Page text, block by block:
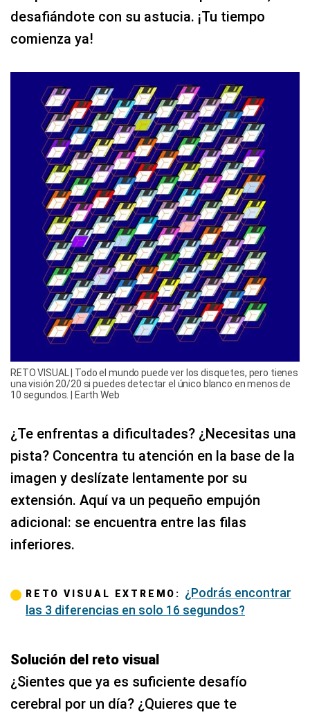
desafiándote con su astucia. ¡Tu tiempo
comienza ya!
RETO VISUAL | Todo el mundo puede ver los disquetes, pero tienes
una visión 20/20 si puedes detectar el único blanco en menos de
10 segundos. | Earth Web
¿Te enfrentas a dificultades? ¿Necesitas una
pista? Concentra tu atención en la base de la
imagen y deslízate lentamente por su
extensión. Aquí va un pequeño empujón
adicional: se encuentra entre las filas
inferiores.
RETO VISUAL EXTREMO: ¿Podrás encontrar
las 3 diferencias en solo 16 segundos?
Solución del reto visual
¿Sientes que ya es suficiente desafío
cerebral por un día? ¿Quieres que te